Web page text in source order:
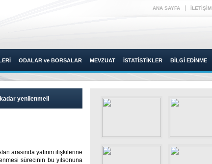
ANA SAYFA İLETİŞİM
ODALAR ve BORSALAR MEVZUAT İSTATİSTİKLER BİLGİ EDİNME
kadar yenilenmeli
arasında yatırım ilişkilerine
sürecinin bu yılsonuna